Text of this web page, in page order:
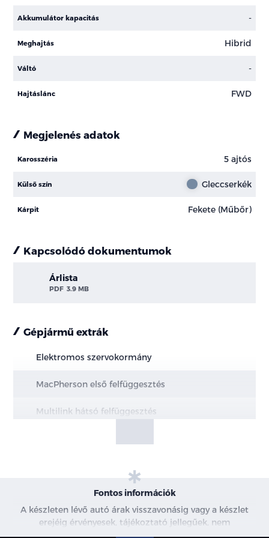
Akkumulátor kapacitás -
Meghajtás Hibrid
Váltó -
Hajtáslánc FWD
Megjelenés adatok
Karosszéria 5 ajtós
Külső szín Gleccserkék
Kárpit Fekete (Műbőr)
Kapcsolódó dokumentumok
Árlista
PDF 3.9 MB
Gépjármű extrák
Elektromos szervokormány
MacPherson első felfüggesztés
Multilink hátsó felfüggesztés
Motor- és alsó burkolat védelem
18"-os könnyűfém keréktárcsák
Fontos információk
A készleten lévő autó árak visszavonásig vagy a készlet
erejéig érvényesek, tájékoztató jellegűek, nem
minősülnek ajánlattételnek, a képek csak illusztrációk. A